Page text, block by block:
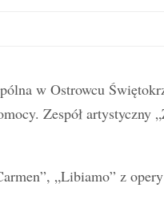
w Ostrowcu
Zespół artystyczny
„Libiamo” z